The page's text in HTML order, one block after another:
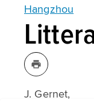
Hangzhou
J. Gernet,